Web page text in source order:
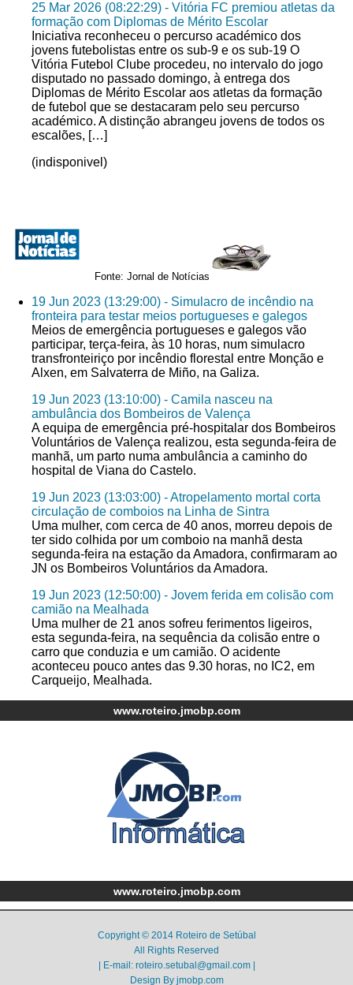
25 Mar 2026 (08:22:29) - Vitória FC premiou atletas da
formação com Diplomas de Mérito Escolar
Iniciativa reconheceu o percurso académico dos
jovens futebolistas entre os sub-9 e os sub-19 O
Vitória Futebol Clube procedeu, no intervalo do jogo
disputado no passado domingo, à entrega dos
Diplomas de Mérito Escolar aos atletas da formação
de futebol que se destacaram pelo seu percurso
académico. A distinção abrangeu jovens de todos os
escalões, […]
(indisponivel)
Fonte: Jornal de Notícias
19 Jun 2023 (13:29:00) - Simulacro de incêndio na
fronteira para testar meios portugueses e galegos
Meios de emergência portugueses e galegos vão
participar, terça-feira, às 10 horas, num simulacro
transfronteiriço por incêndio florestal entre Monção e
Alxen, em Salvaterra de Miño, na Galiza.
19 Jun 2023 (13:10:00) - Camila nasceu na
ambulância dos Bombeiros de Valença
A equipa de emergência pré-hospitalar dos Bombeiros
Voluntários de Valença realizou, esta segunda-feira de
manhã, um parto numa ambulância a caminho do
hospital de Viana do Castelo.
19 Jun 2023 (13:03:00) - Atropelamento mortal corta
circulação de comboios na Linha de Sintra
Uma mulher, com cerca de 40 anos, morreu depois de
ter sido colhida por um comboio na manhã desta
segunda-feira na estação da Amadora, confirmaram ao
JN os Bombeiros Voluntários da Amadora.
19 Jun 2023 (12:50:00) - Jovem ferida em colisão com
camião na Mealhada
Uma mulher de 21 anos sofreu ferimentos ligeiros,
esta segunda-feira, na sequência da colisão entre o
carro que conduzia e um camião. O acidente
aconteceu pouco antes das 9.30 horas, no IC2, em
Carqueijo, Mealhada.
www.roteiro.jmobp.com
www.roteiro.jmobp.com
Copyright © 2014 Roteiro de Setúbal
All Rights Reserved
| E-mail: roteiro.setubal@gmail.com |
Design By jmobp.com